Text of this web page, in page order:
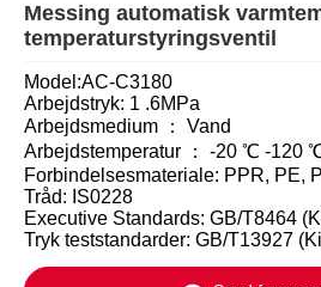
Messing automatisk
temperaturstyringsventil
Model:AC-C3180
Arbejdstryk: 1 .6MPa
Arbejdsmedium ： Vand
Arbejdstemperatur ： -20 ℃ -120
Forbindelsesmateriale: PPR, PE,
Tråd: IS0228
Executive Standards: GB/T8464
Tryk teststandarder: GB/T13927